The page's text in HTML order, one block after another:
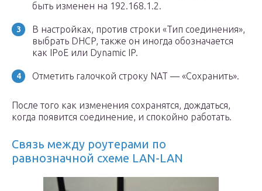
быть изменен на 192.168.1.2.
В настройках, против строки «Тип соединения»,
выбрать DHCP, также он иногда обозначается
как IPoE или Dynamic IP.
Отметить галочкой строку NAT — «Сохранить».
После того как изменения сохранятся, дождаться,
когда появится соединение, и спокойно работать.
Связь между роутерами по
равнозначной схеме LAN-LAN